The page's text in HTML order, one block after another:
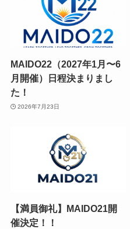
MAIDO22（2027年1月〜6
月開催）日程決まりまし
た！
2026年7月23日
【満員御礼】MAIDO21開
催決定！！